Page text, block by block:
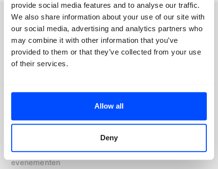
provide social media features and to analyse our traffic.
We also share information about your use of our site with
our social media, advertising and analytics partners who
may combine it with other information that you’ve
provided to them or that they’ve collected from your use
of their services.
Allow all
Deny
Nieuwsbrief
Met onze nieuwsbrief
Aanmelden
Blijf op de hoogte van ons laatste
nieuws en aankomende
evenementen